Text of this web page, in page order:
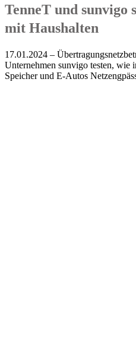
TenneT und
mit Haushalten
17.01.2024 –
Unternehmen sunvigo testen, wie
Speicher und E-Autos